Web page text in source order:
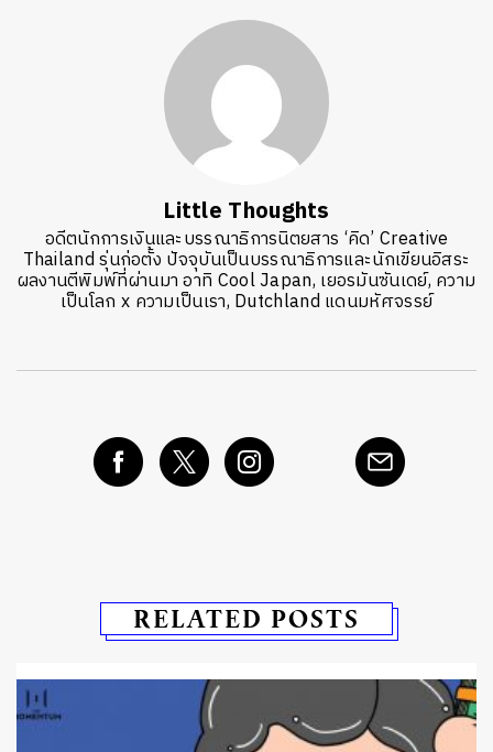
Little Thoughts
อดีตนักการเงินและบรรณาธิการนิตยสาร ‘คิด’ Creative
Thailand รุ่นก่อตั้ง ปัจจุบันเป็นบรรณาธิการและนักเขียนอิสระ
ผลงานตีพิมพ์ที่ผ่านมา อาทิ Cool Japan, เยอรมันซันเดย์, ความ
เป็นโลก x ความเป็นเรา, Dutchland แดนมหัศจรรย์
RELATED POSTS